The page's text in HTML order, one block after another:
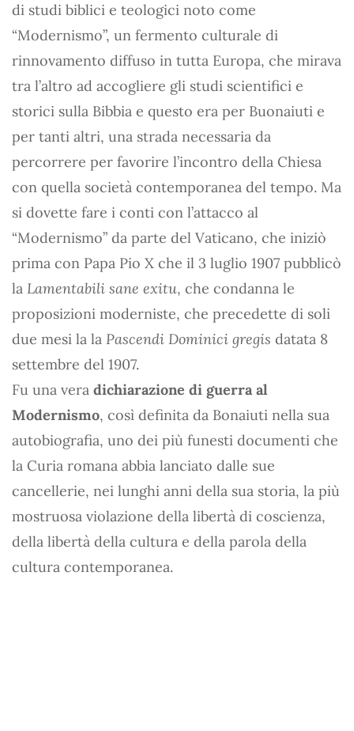
di studi biblici e teologici noto come
“Modernismo”, un fermento culturale di
rinnovamento diffuso in tutta Europa, che mirava
tra l’altro ad accogliere gli studi scientifici e
storici sulla Bibbia e questo era per Buonaiuti e
per tanti altri, una strada necessaria da
percorrere per favorire l’incontro della Chiesa
con quella società contemporanea del tempo. Ma
si dovette fare i conti con l’attacco al
“Modernismo” da parte del Vaticano, che iniziò
prima con Papa Pio X che il 3 luglio 1907 pubblicò
la Lamentabili sane exitu, che condanna le
proposizioni moderniste, che precedette di soli
due mesi la la Pascendi Dominici gregis datata 8
settembre del 1907.
Fu una vera dichiarazione di guerra al
Modernismo, così definita da Bonaiuti nella sua
autobiografia, uno dei più funesti documenti che
la Curia romana abbia lanciato dalle sue
cancellerie, nei lunghi anni della sua storia, la più
mostruosa violazione della libertà di coscienza,
della libertà della cultura e della parola della
cultura contemporanea.